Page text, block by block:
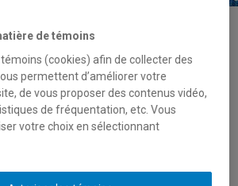
CRIA - 2 avril 202 par Yair
CRIA - 26 mars 2026 par
de témoins
(cookies) afin de collecter des
permettent d’améliorer votre
de vous proposer des contenus vidéo,
de fréquentation, etc. Vous
votre choix en sélectionnant